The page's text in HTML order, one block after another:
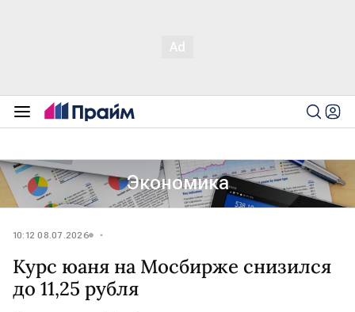
Экономика
10:12 08.07.2026
Курс юаня на Мосбирже снизился
до 11,25 рубля